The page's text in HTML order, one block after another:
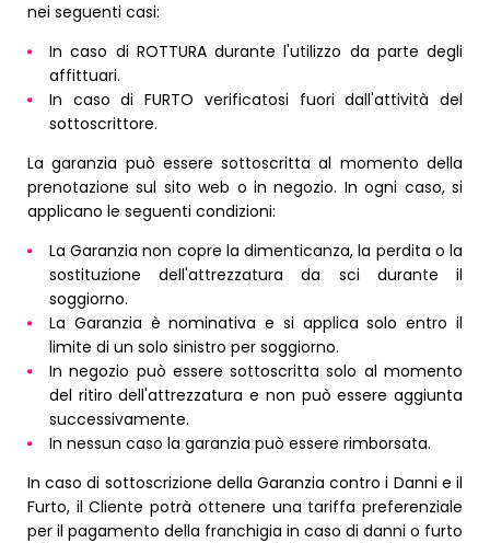
nei seguenti casi:
In caso di ROTTURA durante l'utilizzo da parte degli
affittuari.
In caso di FURTO verificatosi fuori dall'attività del
sottoscrittore.
La garanzia può essere sottoscritta al momento della
prenotazione sul sito web o in negozio. In ogni caso, si
applicano le seguenti condizioni:
La Garanzia non copre la dimenticanza, la perdita o la
sostituzione dell'attrezzatura da sci durante il
soggiorno.
La Garanzia è nominativa e si applica solo entro il
limite di un solo sinistro per soggiorno.
In negozio può essere sottoscritta solo al momento
del ritiro dell'attrezzatura e non può essere aggiunta
successivamente.
In nessun caso la garanzia può essere rimborsata.​ ​
In caso di sottoscrizione della Garanzia contro i Danni e il
Furto, il Cliente potrà ottenere una tariffa preferenziale
per il pagamento della franchigia in caso di danni o furto